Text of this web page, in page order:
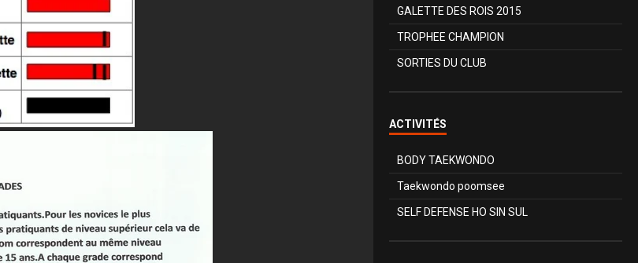
GALETTE DES ROIS 2015
TROPHEE CHAMPION
SORTIES DU CLUB
ACTIVITÉS
BODY TAEKWONDO
Taekwondo poomsee
SELF DEFENSE HO SIN SUL